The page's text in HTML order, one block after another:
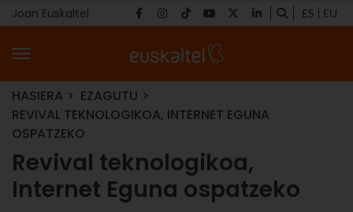
Joan Euskaltel ES EU
HASIERA
EZAGUTU
REVIVAL TEKNOLOGIKOA, INTERNET EGUNA
OSPATZEKO
Revival teknologikoa,
Internet Eguna ospatzeko